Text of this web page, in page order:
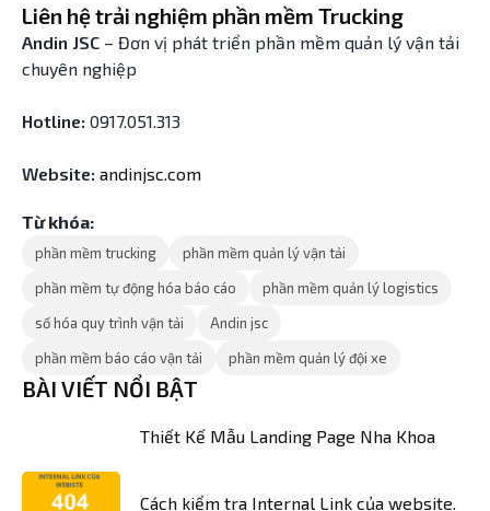
Liên hệ trải nghiệm phần mềm Trucking
Andin JSC – Đơn vị phát triển phần mềm quản lý vận tải
chuyên nghiệp
Hotline: 0917.051.313
Website: andinjsc.com
Từ khóa:
phần mềm trucking
phần mềm quản lý vận tải
phần mềm tự động hóa báo cáo
phần mềm quản lý logistics
số hóa quy trình vận tải
Andin jsc
phần mềm báo cáo vận tải
phần mềm quản lý đội xe
BÀI VIẾT NỔI BẬT
Thiết Kế Mẫu Landing Page Nha Khoa
Cách kiểm tra Internal Link của website.